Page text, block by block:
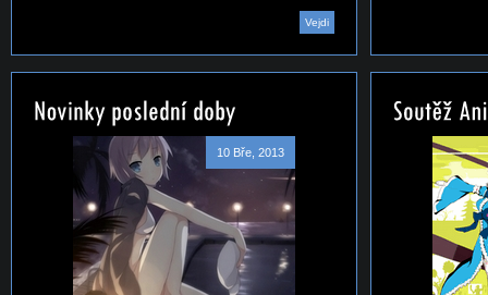
Vejdi
10 Bře, 2013